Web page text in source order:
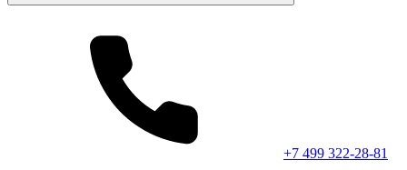
+7 499 322-28-81